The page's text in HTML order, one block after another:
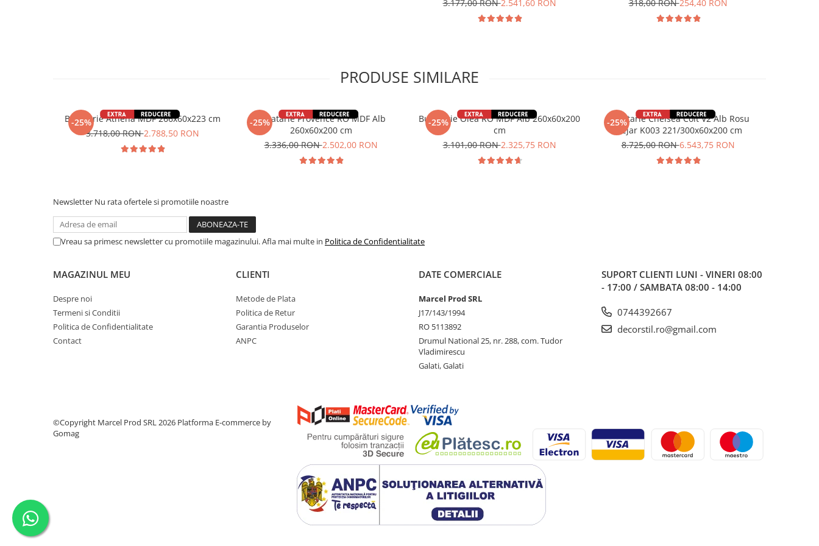
3.177,00 RON2.541,60 RON
318,00 RON254,40 RON
PRODUSE SIMILARE
-25%
Bucătărie Athena MDF 266x60x223 cm
3.718,00 RON2.788,50 RON
-25%
Bucatarie Provence RO MDF Alb
260x60x200 cm
3.336,00 RON2.502,00 RON
-25%
Bucătărie Olea RO MDF Alb 260x60x200
cm
3.101,00 RON2.325,75 RON
-25%
Bucatarie Chelsea Colt V2 Alb Rosu
Stejar K003 221/300x60x200 cm
8.725,00 RON6.543,75 RON
Newsletter Nu rata ofertele si promotiile noastre
Vreau sa primesc newsletter cu promotiile magazinului. Afla mai multe in Politica de Confidentialitate
MAGAZINUL MEU
Despre noi
Termeni si Conditii
Politica de Confidentialitate
Contact
CLIENTI
Metode de Plata
Politica de Retur
Garantia Produselor
ANPC
DATE COMERCIALE
Marcel Prod SRL
J17/143/1994
RO 5113892
Drumul National 25, nr. 288, com. Tudor
Vladimirescu
Galati, Galati
SUPORT CLIENTI LUNI - VINERI 08:00
- 17:00 / SAMBATA 08:00 - 14:00
0744392667
decorstil.ro@gmail.com
©Copyright Marcel Prod SRL 2026 Platforma E-commerce by
Gomag